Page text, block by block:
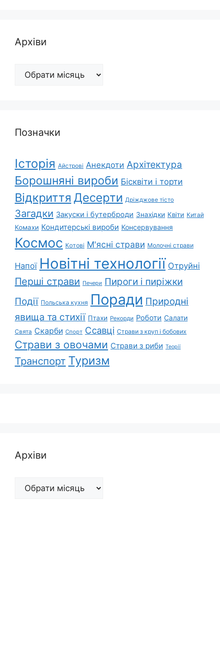
Архіви
Архіви
Позначки
Історія Айстрові Анекдоти Архітектура
Борошняні вироби Бісквіти і торти
Відкриття Десерти Дріжджове тісто
Загадки Закуски і бутерброди Знахідки Квіти Китай
Комахи Кондитерські вироби Консервування
Космос Котові М'ясні страви Молочні страви
Напої Новітні технології Отруйні
Перші страви Печери Пироги і пиріжки
Події Польська кухня Поради Природні
явища та стихії Птахи Рекорди Роботи Салати
Свята Скарби Спорт Ссавці Страви з круп і бобових
Страви з овочами Страви з риби Теорії
Транспорт Туризм
Архіви
Архіви